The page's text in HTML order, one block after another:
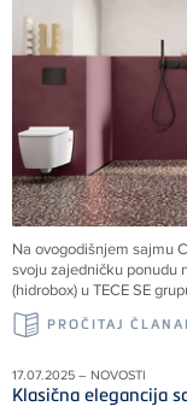
Na ovogodišnjem sajmu
svoju zajedničku ponudu
(hidrobox) u TECE SE
PROČITAJ
17.07.2025 – NOVOSTI
Klasična elegancija